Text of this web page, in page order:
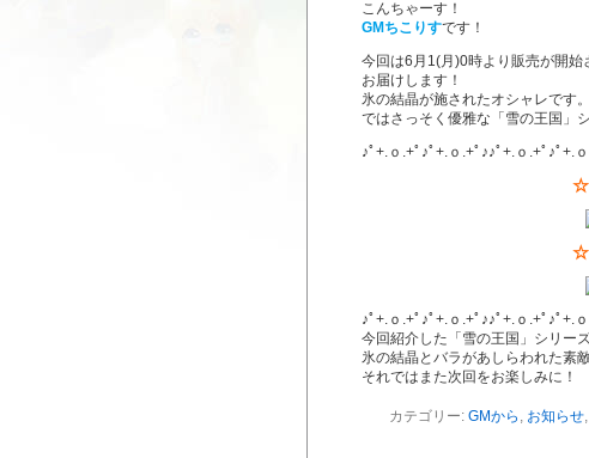
こんちゃーす！
GMちこりすです！
今回は6月1(月)0時より販売が開始
お届けします！
氷の結晶が施されたオシャレです。
ではさっそく優雅な「雪の王国」
♪ﾟ+.ｏ.+ﾟ♪ﾟ+.ｏ.+ﾟ♪♪ﾟ+.ｏ.+ﾟ♪ﾟ+.
☆
☆
♪ﾟ+.ｏ.+ﾟ♪ﾟ+.ｏ.+ﾟ♪♪ﾟ+.ｏ.+ﾟ♪ﾟ+.
今回紹介した「雪の王国」シリー
氷の結晶とバラがあしらわれた素
それではまた次回をお楽しみに！
カテゴリー: GMから , お知らせ,